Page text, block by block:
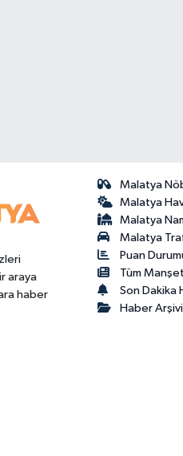
araya
haber
Malatya
Malatya
Malatya
Malatya
Puan
Tüm
Son Dakika
Haber Arşivi